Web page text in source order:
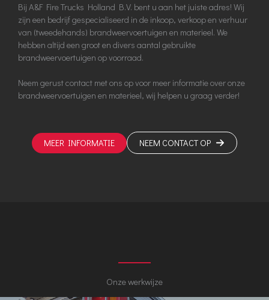
Bij A&F Fire Trucks Holland B.V. bent u aan het juiste adres! Wij
zijn een bedrijf gespecialiseerd in de inkoop, verkoop en verhuur
van (tweedehands) brandweervoertuigen en materieel. We
hebben altijd een groot en divers aantal gebruikte
brandweervoertuigen op voorraad.
Neem gerust contact met ons op voor meer informatie over onze
brandweervoertuigen en materieel, wij helpen u graag verder!
MEER INFORMATIE NEEM CONTACT OP
Onze werkwijze